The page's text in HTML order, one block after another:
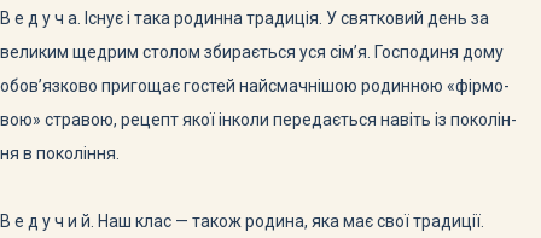
В е д у ч а. Існує і така родинна традиція. У святковий день за
великим щедрим столом збирається уся сім’я. Господиня дому
обов’язково пригощає гостей найсмачнішою родинною «фірмо-
вою» стравою, рецепт якої інколи передається навіть із поколін-
ня в покоління.
В е д у ч и й. Наш клас — також родина, яка має свої традиції.